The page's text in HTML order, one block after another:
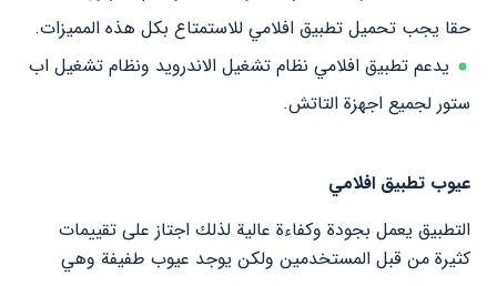
حقا يجب تحميل تطبيق افلامي للاستمتاع بكل هذه المميزات.
يدعم تطبيق افلامي نظام تشغيل الاندرويد ونظام تشغيل اب
ستور لجميع اجهزة التاتش.
عيوب تطبيق افلامي
التطبيق يعمل بجودة وكفاءة عالية لذلك اجتاز على تقييمات
كثيرة من قبل المستخدمين ولكن يوجد عيوب طفيفة وهي